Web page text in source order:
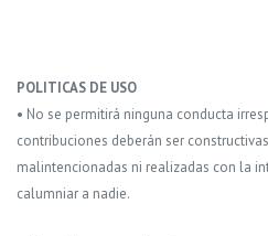
POLITICAS DE USO
• No se permitirá ninguna conducta
contribuciones deberán ser
malintencionadas ni realizadas con la
calumniar a nadie.